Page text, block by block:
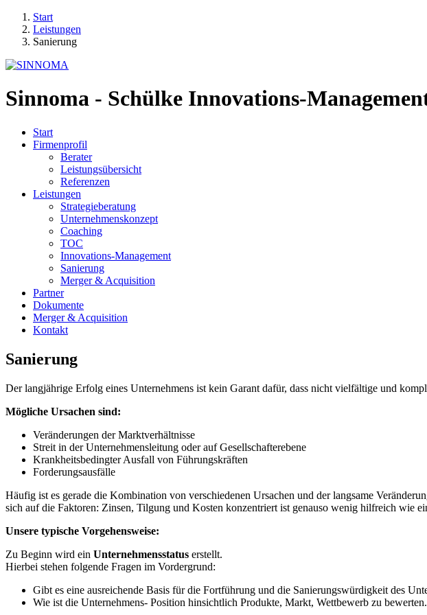
Start
Leistungen
Sanierung
Sinnoma - Schülke Innovations-
Start
Firmenprofil
Berater
Leistungsübersicht
Referenzen
Leistungen
Strategieberatung
Unternehmenskonzept
Coaching
TOC
Innovations-Management
Sanierung
Merger & Acquisition
Partner
Dokumente
Merger & Acquisition
Kontakt
Sanierung
Der langjährige Erfolg eines Unternehmens ist kein Garant dafür, dass nicht vielfältige und
Mögliche Ursachen sind:
Veränderungen der Marktverhältnisse
Streit in der Unternehmensleitung oder auf Gesellschafterebene
Krankheitsbedingter Ausfall von Führungskräften
Forderungsausfälle
Häufig ist es gerade die Kombination von verschiedenen Ursachen und der langsame
sich auf die Faktoren: Zinsen, Tilgung und Kosten konzentriert ist genauso wenig hilfreich wie
Unsere typische Vorgehensweise:
Zu Beginn wird ein Unternehmensstatus erstellt.
Hierbei stehen folgende Fragen im Vordergrund:
Gibt es eine ausreichende Basis für die Fortführung und die Sanierungswürdigkeit des
Wie ist die Unternehmens- Position hinsichtlich Produkte, Markt, Wettbewerb zu bewerten.